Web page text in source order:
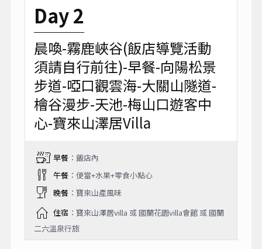
Day 2
晨喚-霧鹿峽谷(飯店導覽活動
須請自行前往)-早餐-向陽松景
步道-啞口觀雲海-大關山隧道-
檜谷漫步-天池-梅山口遊客中
心-寶來山澤居Villa
早餐：飯店內
午餐：便當+水果+零食小點心
晚餐：寶來山產風味
住宿 ：寶來山澤居villa 或 國蘭花園villa會館 或 國蘭
二六溫泉行旅